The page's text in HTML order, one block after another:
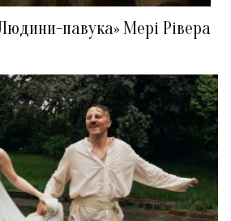
павука» Мері Рівера